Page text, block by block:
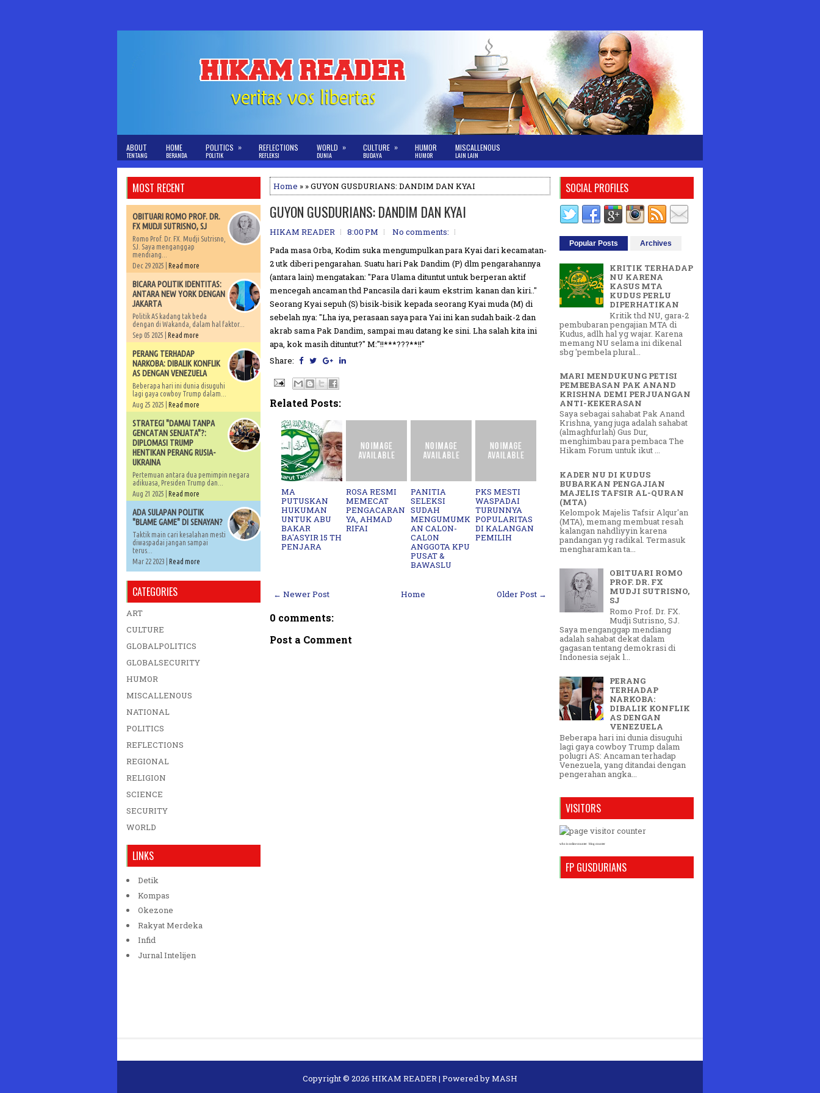
ABOUT
TENTANG
HOME
BERANDA
POLITICS
POLITIK
» REFLECTIONS
REFLEKSI
WORLD
DUNIA
» CULTURE
BUDAYA
» HUMOR
HUMOR
MISCALLENOUS
LAIN LAIN
Home » » GUYON GUSDURIANS: DANDIM DAN KYAI
GUYON GUSDURIANS: DANDIM DAN KYAI
HIKAM READER 8:00 PM
No comments:
Pada masa Orba, Kodim suka mengumpulkan para Kyai dari kecamatan-
2 utk diberi pengarahan. Suatu hari Pak Dandim (P) dlm pengarahannya
(antara lain) mengatakan: "Para Ulama dituntut untuk berperan aktif
mencegah ancaman thd Pancasila dari kaum ekstrim kanan dan kiri.."
Seorang Kyai sepuh (S) bisik-bisik kepada seorang Kyai muda (M) di
sebelah nya: "Lha iya, perasaan saya para Yai ini kan sudah baik-2 dan
akrab sama Pak Dandim, sampai mau datang ke sini. Lha salah kita ini
apa, kok masih dituntut?" M:"!!***???**!!"
Share:
Related Posts:
MA
PUTUSKAN
HUKUMAN
UNTUK ABU
BAKAR
BA'ASYIR 15 TH
PENJARA
ROSA RESMI
MEMECAT
PENGACARAN
YA, AHMAD
RIFAI
PANITIA
SELEKSI
SUDAH
MENGUMUMK
AN CALON-
CALON
ANGGOTA KPU
PUSAT &
BAWASLU
PKS MESTI
WASPADAI
TURUNNYA
POPULARITAS
DI KALANGAN
PEMILIH
← Newer Post Older Post →
Home
0 comments:
Post a Comment
MOST RECENT
OBITUARI ROMO PROF. DR.
FX MUDJI SUTRISNO, SJ
Romo Prof. Dr. FX. Mudji Sutrisno,
SJ. Saya menganggap
mendiang...
Dec 29 2025 | Read more
BICARA POLITIK IDENTITAS:
ANTARA NEW YORK DENGAN
JAKARTA
Politik AS kadang tak beda
dengan di Wakanda, dalam hal faktor...
Sep 05 2025 | Read more
PERANG TERHADAP
NARKOBA: DIBALIK KONFLIK
AS DENGAN VENEZUELA
Beberapa hari ini dunia disuguhi
lagi gaya cowboy Trump dalam...
Aug 25 2025 | Read more
STRATEGI "DAMAI TANPA
GENCATAN SENJATA"?:
DIPLOMASI TRUMP
HENTIKAN PERANG RUSIA-
UKRAINA
Pertemuan antara dua pemimpin negara
adikuasa, Presiden Trump dan...
Aug 21 2025 | Read more
ADA SULAPAN POLITIK
"BLAME GAME" DI SENAYAN?
Taktik main cari kesalahan mesti
diwaspadai jangan sampai
terus...
Mar 22 2023 | Read more
CATEGORIES
ART
CULTURE
GLOBALPOLITICS
GLOBALSECURITY
HUMOR
MISCALLENOUS
NATIONAL
POLITICS
REFLECTIONS
REGIONAL
RELIGION
SCIENCE
SECURITY
WORLD
LINKS
Detik
Kompas
Okezone
Rakyat Merdeka
Infid
Jurnal Intelijen
SOCIAL PROFILES
Popular Posts Archives
KRITIK TERHADAP
NU KARENA
KASUS MTA
KUDUS PERLU
DIPERHATIKAN
Kritik thd NU, gara-2
pembubaran pengajian MTA di
Kudus, adlh hal yg wajar. Karena
memang NU selama ini dikenal
sbg 'pembela plural...
MARI MENDUKUNG PETISI
PEMBEBASAN PAK ANAND
KRISHNA DEMI PERJUANGAN
ANTI-KEKERASAN
Saya sebagai sahabat Pak Anand
Krishna, yang juga adalah sahabat
(almaghfurlah) Gus Dur,
menghimbau para pembaca The
Hikam Forum untuk ikut ...
KADER NU DI KUDUS
BUBARKAN PENGAJIAN
MAJELIS TAFSIR AL-QURAN
(MTA)
Kelompok Majelis Tafsir Alqur'an
(MTA), memang membuat resah
kalangan nahdliyyin karena
pandangan yg radikal. Termasuk
mengharamkan ta...
OBITUARI ROMO
PROF. DR. FX
MUDJI SUTRISNO,
SJ
Romo Prof. Dr. FX.
Mudji Sutrisno, SJ.
Saya menganggap mendiang
adalah sahabat dekat dalam
gagasan tentang demokrasi di
Indonesia sejak l...
PERANG
TERHADAP
NARKOBA:
DIBALIK KONFLIK
AS DENGAN
VENEZUELA
Beberapa hari ini dunia disuguhi
lagi gaya cowboy Trump dalam
polugri AS: Ancaman terhadap
Venezuela, yang ditandai dengan
pengerahan angka...
VISITORS
who is online counter blog counter
FP GUSDURIANS
Copyright © 2026 HIKAM READER| Powered byMASH